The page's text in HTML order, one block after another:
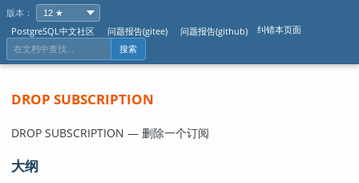
版本：
PostgreSQL中文社区
问题报告(gitee) 问题报告(github) 纠错本页面
搜索
DROP SUBSCRIPTION
DROP SUBSCRIPTION — 删除一个订阅
大纲